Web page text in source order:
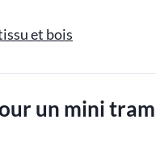
et bois
un mini